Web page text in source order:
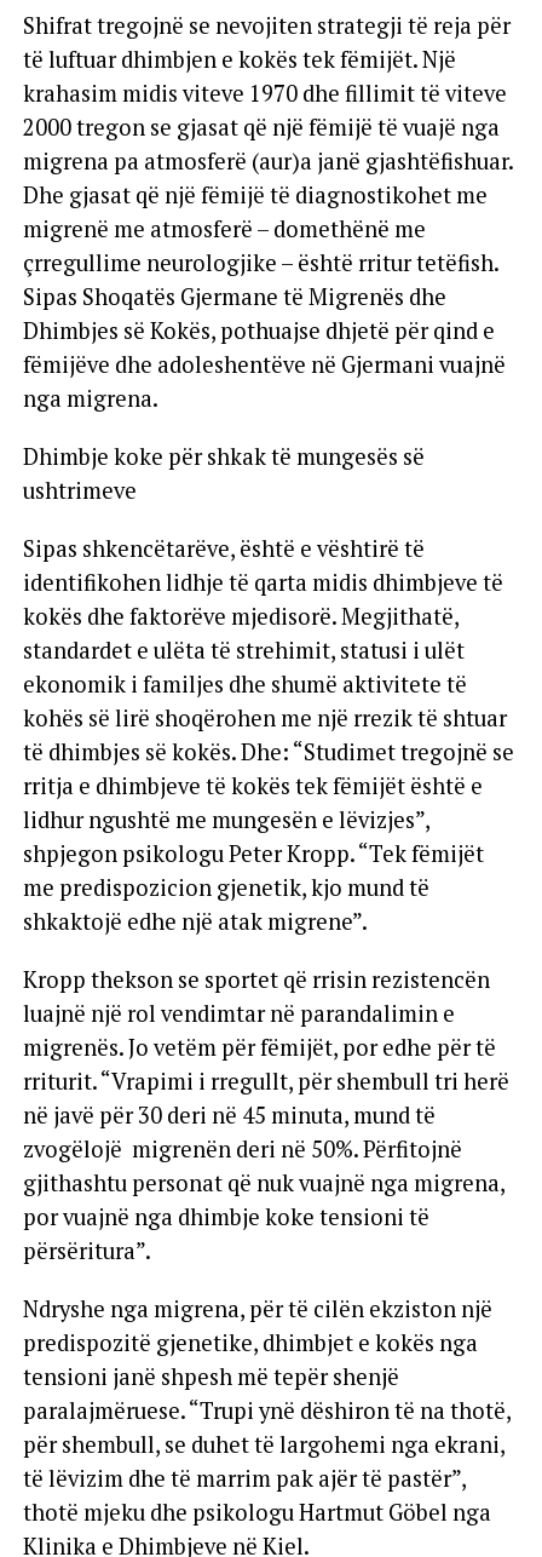
Shifrat tregojnë se nevojiten strategji të reja për
të luftuar dhimbjen e kokës tek fëmijët. Një
krahasim midis viteve 1970 dhe fillimit të viteve
2000 tregon se gjasat që një fëmijë të vuajë nga
migrena pa atmosferë (aur)a janë gjashtëfishuar.
Dhe gjasat që një fëmijë të diagnostikohet me
migrenë me atmosferë – domethënë me
çrregullime neurologjike – është rritur tetëfish.
Sipas Shoqatës Gjermane të Migrenës dhe
Dhimbjes së Kokës, pothuajse dhjetë për qind e
fëmijëve dhe adoleshentëve në Gjermani vuajnë
nga migrena.
Dhimbje koke për shkak të mungesës së
ushtrimeve
Sipas shkencëtarëve, është e vështirë të
identifikohen lidhje të qarta midis dhimbjeve të
kokës dhe faktorëve mjedisorë. Megjithatë,
standardet e ulëta të strehimit, statusi i ulët
ekonomik i familjes dhe shumë aktivitete të
kohës së lirë shoqërohen me një rrezik të shtuar
të dhimbjes së kokës. Dhe: “Studimet tregojnë se
rritja e dhimbjeve të kokës tek fëmijët është e
lidhur ngushtë me mungesën e lëvizjes”,
shpjegon psikologu Peter Kropp. “Tek fëmijët
me predispozicion gjenetik, kjo mund të
shkaktojë edhe një atak migrene”.
Kropp thekson se sportet që rrisin rezistencën
luajnë një rol vendimtar në parandalimin e
migrenës. Jo vetëm për fëmijët, por edhe për të
rriturit. “Vrapimi i rregullt, për shembull tri herë
në javë për 30 deri në 45 minuta, mund të
zvogëlojë migrenën deri në 50%. Përfitojnë
gjithashtu personat që nuk vuajnë nga migrena,
por vuajnë nga dhimbje koke tensioni të
përsëritura”.
Ndryshe nga migrena, për të cilën ekziston një
predispozitë gjenetike, dhimbjet e kokës nga
tensioni janë shpesh më tepër shenjë
paralajmëruese. “Trupi ynë dëshiron të na thotë,
për shembull, se duhet të largohemi nga ekrani,
të lëvizim dhe të marrim pak ajër të pastër”,
thotë mjeku dhe psikologu Hartmut Göbel nga
Klinika e Dhimbjeve në Kiel.